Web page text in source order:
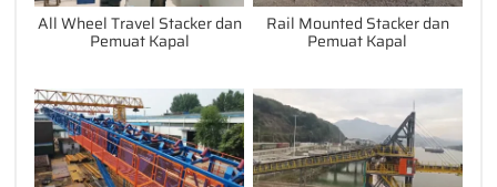
All Wheel Travel Stacker dan
Pemuat Kapal
Rail Mounted Stacker dan
Pemuat Kapal